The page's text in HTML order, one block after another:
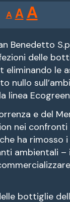
A
Reducir
tamaño
de
fuente.
A
tamaño
de
fuente
A
de
Benedetto
delle
eliminando le
nullo
linea
e del
nei
ha rimosso
ambientali
bottiglie